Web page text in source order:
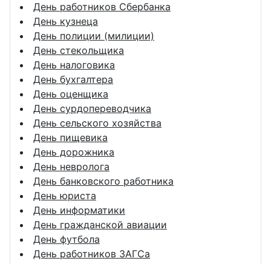
День работников Сбербанка
День кузнеца
День полиции (милиции)
День стекольщика
День налоговика
День бухгалтера
День оценщика
День сурдопереводчика
День сельского хозяйства
День пищевика
День дорожника
День невролога
День банковского работника
День юриста
День информатики
День гражданской авиации
День футбола
День работников ЗАГСа